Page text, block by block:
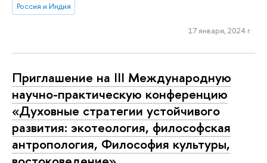
Россия и Индия
17 января, 2024 г.
Приглашение на III Международную
научно-практическую конференцию
«Духовные стратегии устойчивого
развития: экотеология, философская
антропология, Философия культуры,